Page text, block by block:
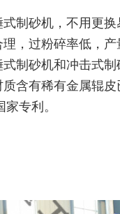
制砂机，不用更换
，过粉碎率低，产
制砂机和冲击式
含有稀有金属辊
专利。